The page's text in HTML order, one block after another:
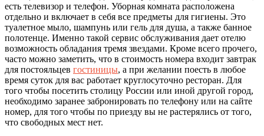
есть телевизор и телефон. Уборная комната расположена
отдельно и включает в себя все предметы для гигиены. Это
туалетное мыло, шампунь или гель для душа, а также банное
полотенце. Именно такой сервис обслуживания дает отелю
возможность обладания тремя звездами. Кроме всего прочего,
часто можно заметить, что в стоимость номера входит завтрак
для постояльцев гостиницы, а при желании поесть в любое
время суток для вас работает круглосуточно ресторан. Для
того чтобы посетить столицу России или иной другой город,
необходимо заранее забронировать по телефону или на сайте
номер, для того чтобы по приезду вы не растерялись от того,
что свободных мест нет.